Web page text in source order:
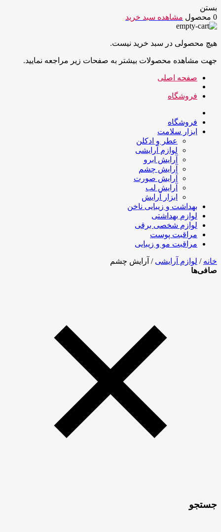
بستن
0 محصول
مشاهده سبد خرید
هیچ محصولی در سبد خرید نیست.
جهت مشاهده محصولات بیشتر به صفحات زیر مراجعه نمایید.
صفحه اصلی
فروشگاه
فروشگاه
ابزار سلامت
عطر و ادکلن
لوازم آرایشی
آرایش ابرو
آرایش چشم
آرایش صورت
آرایش لب
ابزار آرایش
بهداشت و زیبایی ناخن
لوازم بهداشتی
لوازم شخصی برقی
مراقبت پوست
مراقبت مو و زیبایی
خانه / لوازم آرایشی / آرایش چشم
صافی‌ها
جستجو